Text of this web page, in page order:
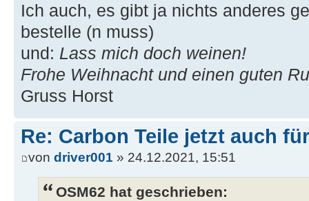
Ich auch, es gibt ja nichts anderes
bestelle (n muss)
und: Lass mich doch weinen!
Frohe Weihnacht und einen guten
Gruss Horst
Re: Carbon Teile jetzt auch
von driver001 » 24.12.2021, 15:51
OSM62 hat geschrieben: